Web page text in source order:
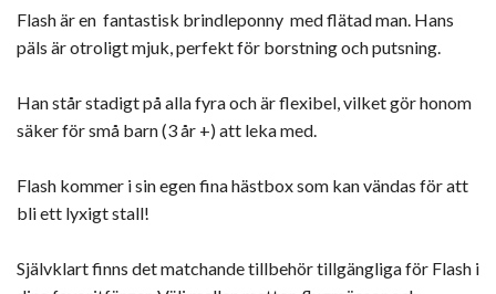
Flash är en fantastisk brindleponny med flätad man. Hans
päls är otroligt mjuk, perfekt för borstning och putsning.
Han står stadigt på alla fyra och är flexibel, vilket gör honom
säker för små barn (3 år +) att leka med.
Flash kommer i sin egen fina hästbox som kan vändas för att
bli ett lyxigt stall!
Självklart finns det matchande tillbehör tillgängliga för Flash i